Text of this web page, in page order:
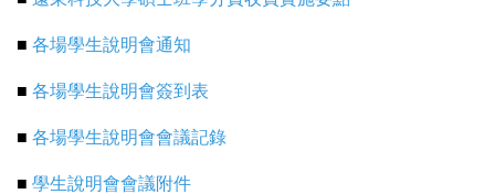
■ 各場學生說明會通知
■ 各場學生說明會簽到表
■ 各場學生說明會會議記錄
■ 學生說明會會議附件